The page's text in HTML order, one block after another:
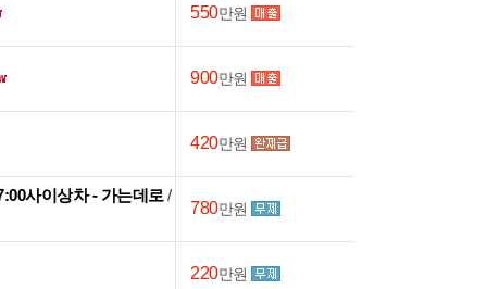
550만원
900만원
420만원
사이상차 - 가는데로 /
780만원
220만원